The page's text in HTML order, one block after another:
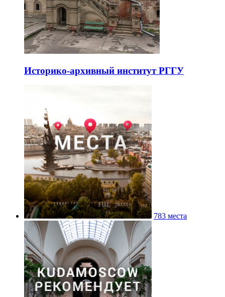
Историко-архивный институт РГГУ
783 места